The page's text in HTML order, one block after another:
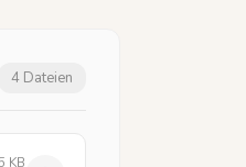
4 Dateien
KB